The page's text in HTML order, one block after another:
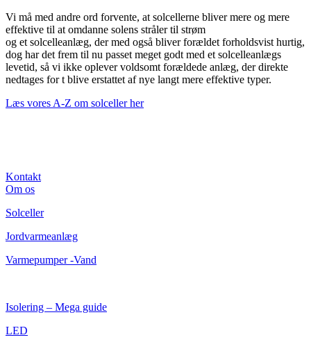
Vi må med andre ord forvente, at solcellerne bliver mere og mere
effektive til at omdanne solens stråler til strøm
og et solcelleanlæg, der med også bliver forældet forholdsvist hurtig,
dog har det frem til nu passet meget godt med et solcelleanlægs
levetid, så vi ikke oplever voldsomt forældede anlæg, der direkte
nedtages for t blive erstattet af nye langt mere effektive typer.
Læs vores A-Z om solceller her
Kontakt
Om os
Solceller
Jordvarmeanlæg
Varmepumper -Vand
Isolering – Mega guide
LED